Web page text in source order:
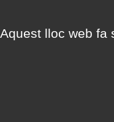
Aquest lloc web fa